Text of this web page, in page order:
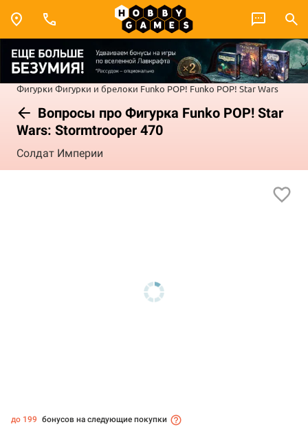
Фигурки Фигурки и брелоки Funko POP! Funko POP! Star Wars
Вопросы про Фигурка Funko POP! Star
Wars: Stormtrooper 470
Солдат Империи
до 199 бонусов на следующие покупки